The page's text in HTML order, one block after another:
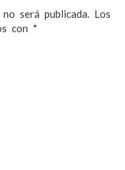
será publicada.
Los
con *